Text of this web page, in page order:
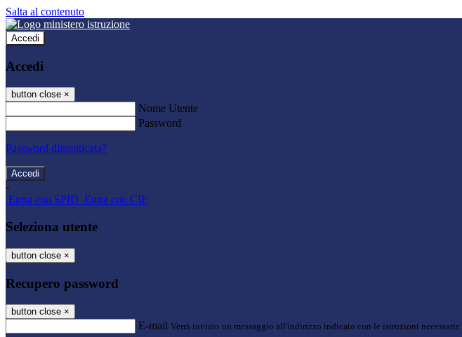
Salta al contenuto
Accedi
Accedi
button close ×
Nome Utente
Password
Password dimenticata?
-
Entra con SPID Entra con CIE
Seleziona utente
button close ×
Recupero password
button close ×
E-mail Verrà inviato un messaggio all'indirizzo indicato con le istruzioni necessarie.